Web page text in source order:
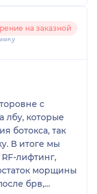
на заказной
с
которые
ботокса, так
В итоге мы
морщины
брв,